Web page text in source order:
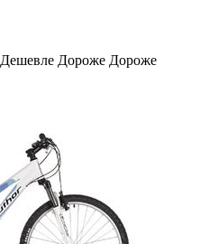
Дешевле Дороже Дороже